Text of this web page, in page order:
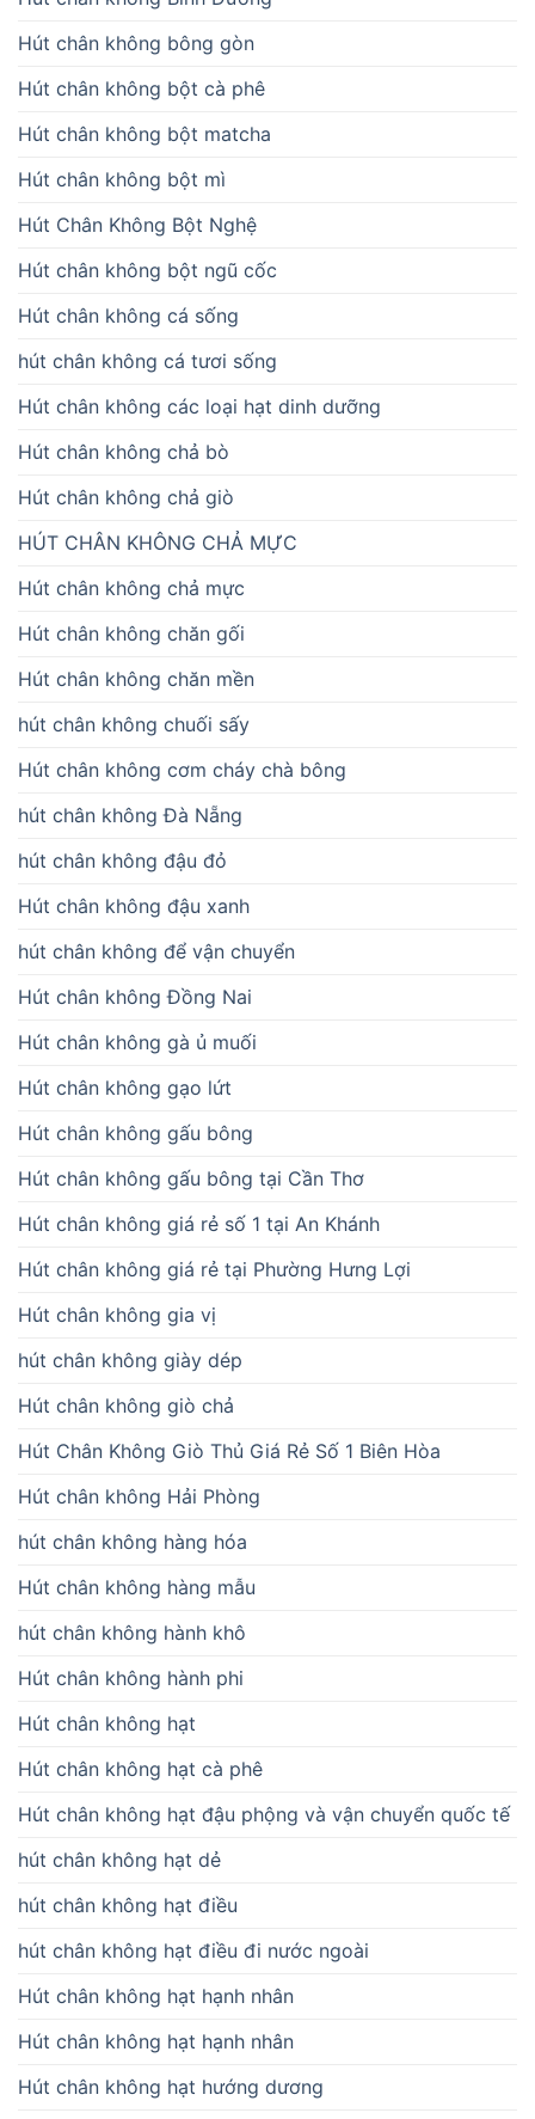
Hút chân không bông gòn
Hút chân không bột cà phê
Hút chân không bột matcha
Hút chân không bột mì
Hút Chân Không Bột Nghệ
Hút chân không bột ngũ cốc
Hút chân không cá sống
hút chân không cá tươi sống
Hút chân không các loại hạt dinh dưỡng
Hút chân không chả bò
Hút chân không chả giò
HÚT CHÂN KHÔNG CHẢ MỰC
Hút chân không chả mực
Hút chân không chăn gối
Hút chân không chăn mền
hút chân không chuối sấy
Hút chân không cơm cháy chà bông
hút chân không Đà Nẵng
hút chân không đậu đỏ
Hút chân không đậu xanh
hút chân không để vận chuyển
Hút chân không Đồng Nai
Hút chân không gà ủ muối
Hút chân không gạo lứt
Hút chân không gấu bông
Hút chân không gấu bông tại Cần Thơ
Hút chân không giá rẻ số 1 tại An Khánh
Hút chân không giá rẻ tại Phường Hưng Lợi
Hút chân không gia vị
hút chân không giày dép
Hút chân không giò chả
Hút Chân Không Giò Thủ Giá Rẻ Số 1 Biên Hòa
Hút chân không Hải Phòng
hút chân không hàng hóa
Hút chân không hàng mẫu
hút chân không hành khô
Hút chân không hành phi
Hút chân không hạt
Hút chân không hạt cà phê
Hút chân không hạt đậu phộng và vận chuyển quốc tế
hút chân không hạt dẻ
hút chân không hạt điều
hút chân không hạt điều đi nước ngoài
Hút chân không hạt hạnh nhân
Hút chân không hạt hạnh nhân
Hút chân không hạt hướng dương